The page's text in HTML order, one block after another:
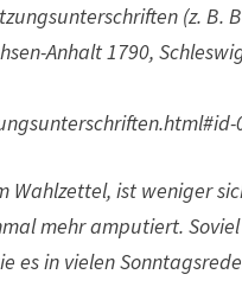
(z. B.
Anhalt 1790,
Wahlzettel, ist weniger
mehr amputiert.
es in vielen